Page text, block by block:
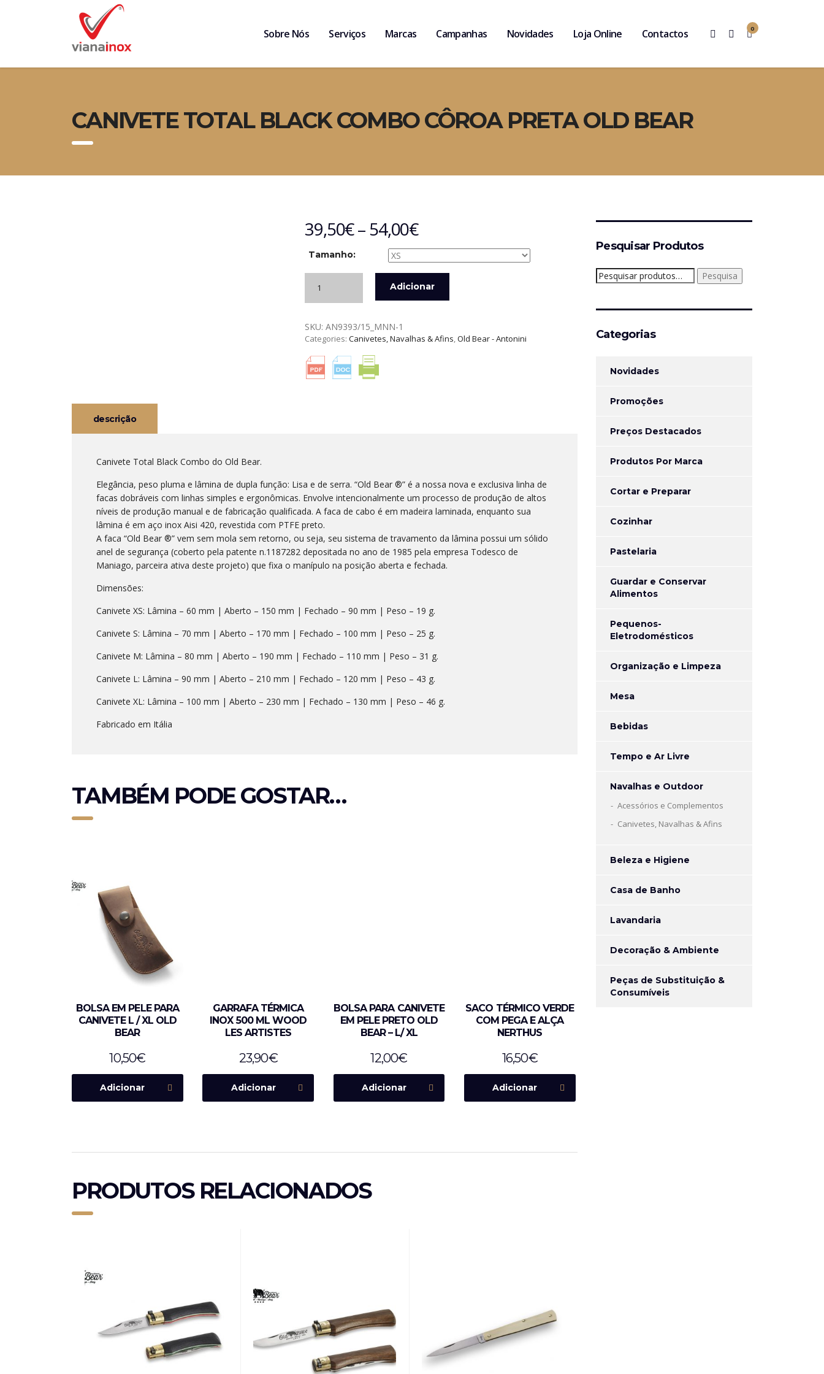
0
Sobre Nós Serviços Marcas Campanhas Novidades Loja Online Contactos
CANIVETE TOTAL BLACK COMBO CÔROA PRETA OLD BEAR
39,50€– 54,00€
Tamanho:
CANIVETE
BLACK
COMBO
PRETA
OLD
Adicionar
SKU: AN9393/15_MNN-1
Categories: Canivetes, Navalhas & Afins,Old Bear - Antonini
descrição
Canivete Total Black Combo do Old Bear.
Elegância, peso pluma e lâmina de dupla função: Lisa e de serra. “Old Bear ®” é a nossa nova e exclusiva linha de
facas dobráveis com linhas simples e ergonômicas. Envolve intencionalmente um processo de produção de altos
níveis de produção manual e de fabricação qualificada. A faca de cabo é em madeira laminada, enquanto sua
lâmina é em aço inox Aisi 420, revestida com PTFE preto.
A faca “Old Bear ®” vem sem mola sem retorno, ou seja, seu sistema de travamento da lâmina possui um sólido
anel de segurança (coberto pela patente n.1187282 depositada no ano de 1985 pela empresa Todesco de
Maniago, parceira ativa deste projeto) que fixa o manípulo na posição aberta e fechada.
Dimensões:
Canivete XS: Lâmina – 60 mm | Aberto – 150 mm | Fechado – 90 mm | Peso – 19 g.
Canivete S: Lâmina – 70 mm | Aberto – 170 mm | Fechado – 100 mm | Peso – 25 g.
Canivete M: Lâmina – 80 mm | Aberto – 190 mm | Fechado – 110 mm | Peso – 31 g.
Canivete L: Lâmina – 90 mm | Aberto – 210 mm | Fechado – 120 mm | Peso – 43 g.
Canivete XL: Lâmina – 100 mm | Aberto – 230 mm | Fechado – 130 mm | Peso – 46 g.
Fabricado em Itália
TAMBÉM PODE GOSTAR…
BOLSA EM PELE PARA
CANIVETE L / XL OLD
BEAR
10,50€
Adicionar
GARRAFA TÉRMICA
INOX 500 ML WOOD
LES ARTISTES
23,90€
Adicionar
BOLSA PARA CANIVETE
EM PELE PRETO OLD
BEAR – L/ XL
12,00€
Adicionar
SACO TÉRMICO VERDE
COM PEGA E ALÇA
NERTHUS
16,50€
Adicionar
PRODUTOS RELACIONADOS
Pesquisar Produtos
Pesquisar
por:
Pesquisa
Categorias
Novidades
Promoções
Preços Destacados
Produtos Por Marca
Cortar e Preparar
Cozinhar
Pastelaria
Guardar e Conservar
Alimentos
Pequenos-
Eletrodomésticos
Organização e Limpeza
Mesa
Bebidas
Tempo e Ar Livre
Navalhas e Outdoor
Acessórios e Complementos
Canivetes, Navalhas & Afins
Beleza e Higiene
Casa de Banho
Lavandaria
Decoração & Ambiente
Peças de Substituição &
Consumíveis